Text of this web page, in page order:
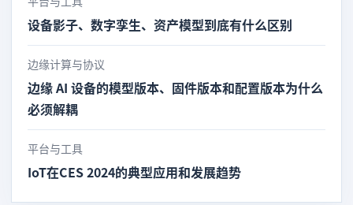
设备影子、数字孪生、资产模型到底有什么区别
边缘计算与协议
边缘 AI 设备的模型版本、固件版本和配置版本为什么
必须解耦
平台与工具
IoT在CES 2024的典型应用和发展趋势